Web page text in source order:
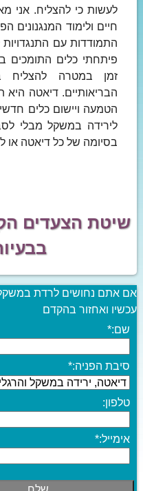
לעשות כי להצליח. אני
חיים ולימוד המנגנונים
התמודדות עם התנגדויות
פיתחתי כלים התומכים
זמן במטרה להצליח
הבריאותיים. דיאטה היא
הטמעה ויישום כלים
לירידה במשקל מבלי
בסיומה של כל דיאטה או
שיטת הצעדים
אם אתם נחושים לרדת
עכשיו ואחזור בהקדם
שם:*
סיבת הפניה:*
טלפון:
אימייל:*